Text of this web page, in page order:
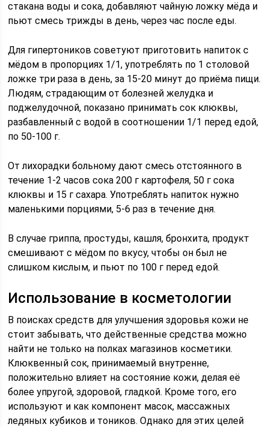
стакана воды и сока, добавляют чайную ложку мёда и
пьют смесь трижды в день, через час после еды.
Для гипертоников советуют приготовить напиток с
мёдом в пропорциях 1/1, употреблять по 1 столовой
ложке три раза в день, за 15-20 минут до приёма пищи.
Людям, страдающим от болезней желудка и
поджелудочной, показано принимать сок клюквы,
разбавленный с водой в соотношении 1/1 перед едой,
по 50-100 г.
От лихорадки больному дают смесь отстоянного в
течение 1-2 часов сока 200 г картофеля, 50 г сока
клюквы и 15 г сахара. Употреблять напиток нужно
маленькими порциями, 5-6 раз в течение дня.
В случае гриппа, простуды, кашля, бронхита, продукт
смешивают с мёдом по вкусу, чтобы он был не
слишком кислым, и пьют по 100 г перед едой.
Использование в косметологии
В поисках средств для улучшения здоровья кожи не
стоит забывать, что действенные средства можно
найти не только на полках магазинов косметики.
Клюквенный сок, принимаемый внутренне,
положительно влияет на состояние кожи, делая её
более упругой, здоровой, гладкой. Кроме того, его
используют и как компонент масок, массажных
ледяных кубиков и тоников. Однако для этих целей